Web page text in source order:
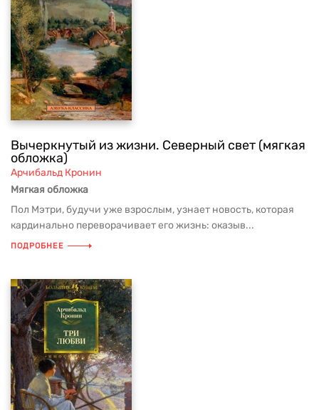
Вычеркнутый из жизни. Северный свет (мягкая
обложка)
Арчибальд Кронин
Мягкая обложка
Пол Мэтри, будучи уже взрослым, узнает новость, которая
кардинально переворачивает его жизнь: оказыв...
ПОДРОБНЕЕ